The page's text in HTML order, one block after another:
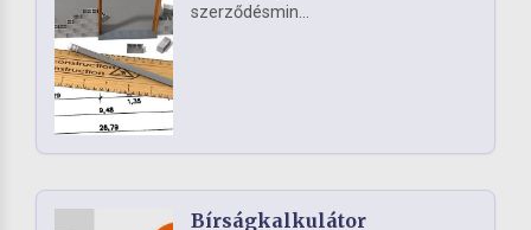
szerződésmin...
Bírságkalkulátor